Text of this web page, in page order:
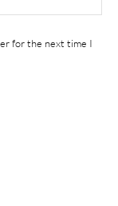
for the next time I